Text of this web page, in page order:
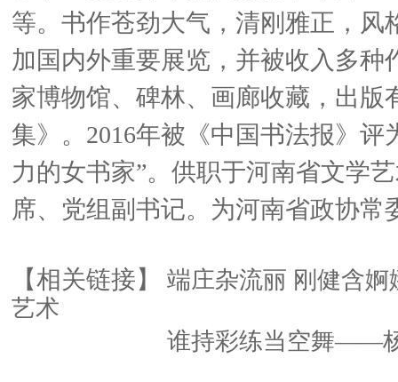
等。书作苍劲大气，清刚雅正，风
加国内外重要展览，并被收入多种
家博物馆、碑林、画廊收藏，出版
集》。2016年被《中国书法报》评
力的女书家”。供职于河南省文学
席、党组副书记。为河南省政协常
【相关链接】
端庄杂流丽 刚健含
艺术
谁持彩练当空舞——